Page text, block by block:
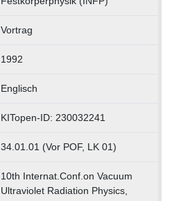
Vortrag
1992
Englisch
KITopen-ID: 230032241
34.01.01 (Vor POF, LK 01)
10th Internat.Conf.on Vacuum
Ultraviolet Radiation Physics,